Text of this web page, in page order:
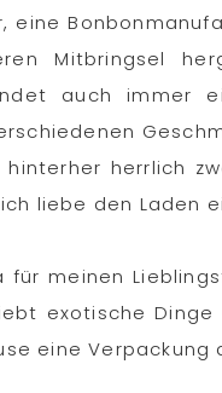
Mitbringsel
auch immer
herrlich
liebe den Laden
meinen
exotische
eine Verpackung